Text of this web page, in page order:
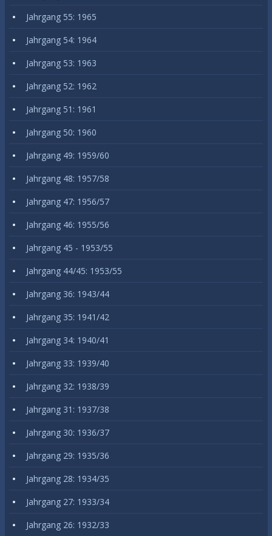
Jahrgang 55: 1965
Jahrgang 54: 1964
Jahrgang 53: 1963
Jahrgang 52: 1962
Jahrgang 51: 1961
Jahrgang 50: 1960
Jahrgang 49: 1959/60
Jahrgang 48: 1957/58
Jahrgang 47: 1956/57
Jahrgang 46: 1955/56
Jahrgang 45 - 1953/55
Jahrgang 44/45: 1953/55
Jahrgang 36: 1943/44
Jahrgang 35: 1941/42
Jahrgang 34: 1940/41
Jahrgang 33: 1939/40
Jahrgang 32: 1938/39
Jahrgang 31: 1937/38
Jahrgang 30: 1936/37
Jahrgang 29: 1935/36
Jahrgang 28: 1934/35
Jahrgang 27: 1933/34
Jahrgang 26: 1932/33